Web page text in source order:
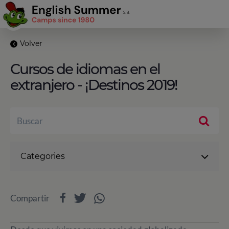
Volver
Cursos de idiomas en el
extranjero - ¡Destinos 2019!
Categories
Compartir